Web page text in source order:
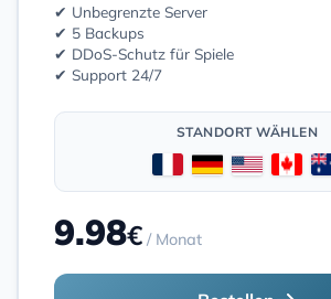
✔ Unbegrenzte Server
✔ 5 Backups
✔ DDoS-Schutz für Spiele
✔ Support 24/7
STANDORT WÄHLEN
9.98€ / Monat